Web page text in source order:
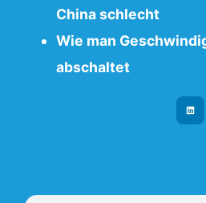
China schlecht
Wie man
abschaltet